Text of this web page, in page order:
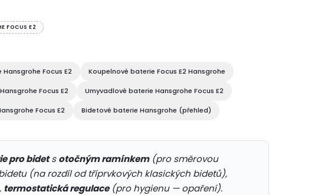
FOCUS E2
Focus E2 Koupelnové baterie Focus E2 Hansgrohe
Focus E2 Umyvadlové baterie Hansgrohe Focus E2
Focus E2 Bidetové baterie Hansgrohe (přehled)
pro bidetsotočným ramínkem(pro směrovou
(na rozdíl od tříprvkových klasických bidetů),
termostatická regulace(pro hygienu — opaření).